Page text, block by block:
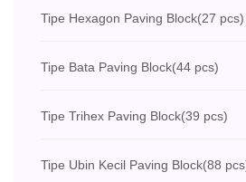
Tipe Hexagon Paving Block(27 pcs)
Tipe Bata Paving Block(44 pcs)
Tipe Trihex Paving Block(39 pcs)
Tipe Ubin Kecil Paving Block(88